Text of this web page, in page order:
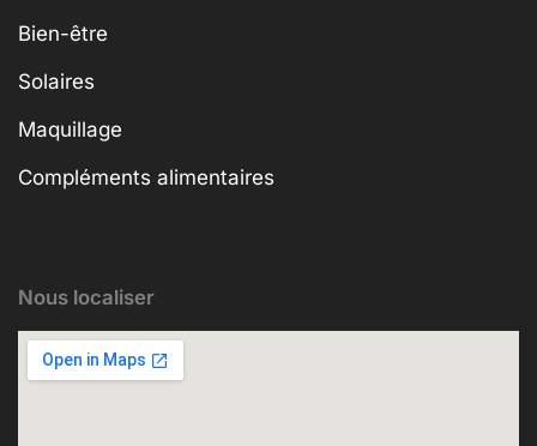
Bien-être
Solaires
Maquillage
Compléments alimentaires
Nous localiser